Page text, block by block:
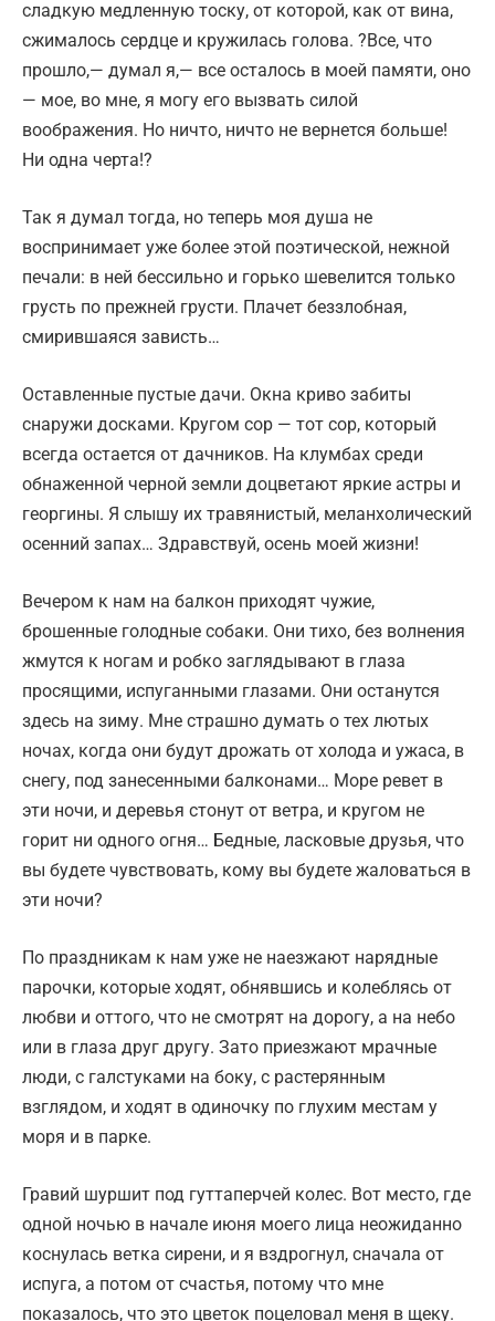
сладкую медленную тоску, от которой, как от вина,
сжималось сердце и кружилась голова. ?Все, что
прошло,— думал я,— все осталось в моей памяти, оно
— мое, во мне, я могу его вызвать силой
воображения. Но ничто, ничто не вернется больше!
Ни одна черта!?
Так я думал тогда, но теперь моя душа не
воспринимает уже более этой поэтической, нежной
печали: в ней бессильно и горько шевелится только
грусть по прежней грусти. Плачет беззлобная,
смирившаяся зависть…
Оставленные пустые дачи. Окна криво забиты
снаружи досками. Кругом сор — тот сор, который
всегда остается от дачников. На клумбах среди
обнаженной черной земли доцветают яркие астры и
георгины. Я слышу их травянистый, меланхолический
осенний запах… Здравствуй, осень моей жизни!
Вечером к нам на балкон приходят чужие,
брошенные голодные собаки. Они тихо, без волнения
жмутся к ногам и робко заглядывают в глаза
просящими, испуганными глазами. Они останутся
здесь на зиму. Мне страшно думать о тех лютых
ночах, когда они будут дрожать от холода и ужаса, в
снегу, под занесенными балконами… Море ревет в
эти ночи, и деревья стонут от ветра, и кругом не
горит ни одного огня… Бедные, ласковые друзья, что
вы будете чувствовать, кому вы будете жаловаться в
эти ночи?
По праздникам к нам уже не наезжают нарядные
парочки, которые ходят, обнявшись и колеблясь от
любви и оттого, что не смотрят на дорогу, а на небо
или в глаза друг другу. Зато приезжают мрачные
люди, с галстуками на боку, с растерянным
взглядом, и ходят в одиночку по глухим местам у
моря и в парке.
Гравий шуршит под гуттаперчей колес. Вот место, где
одной ночью в начале июня моего лица неожиданно
коснулась ветка сирени, и я вздрогнул, сначала от
испуга, а потом от счастья, потому что мне
показалось, что это цветок поцеловал меня в щеку.